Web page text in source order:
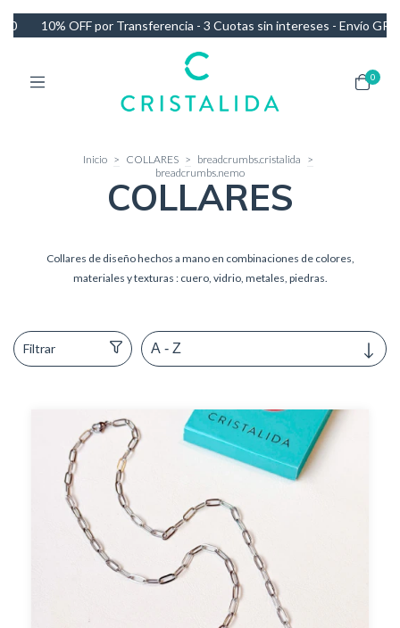
Cuotas sin intereses - Envío GRATIS en compras de más de $140.000
0
Inicio > COLLARES > breadcrumbs.cristalida >
breadcrumbs.nemo
COLLARES
Collares de diseño hechos a mano en combinaciones de colores,
materiales y texturas : cuero, vidrio, metales, piedras.
Filtrar